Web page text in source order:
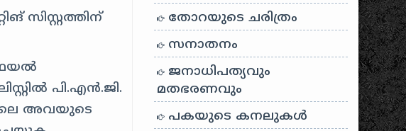
സിസ്റ്റത്തിന്
ഫയൽ
പി.എൻ.ജി.
അവയുടെ
തോറയുടെ ചരിത്രം
സനാതനം
ജനാധിപത്യവും
മതഭരണവും
പകയുടെ കനലുകൾ